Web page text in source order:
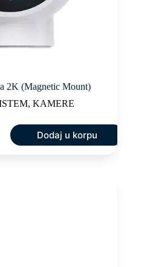
2K (Magnetic Mount)
,KAMERE
Dodaj u korpu